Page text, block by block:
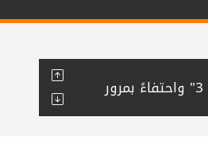
نشطاء يغردون دعمًا وإسنادًا لعملية "الفارس الشهم 3" واحتفاءً بمرور